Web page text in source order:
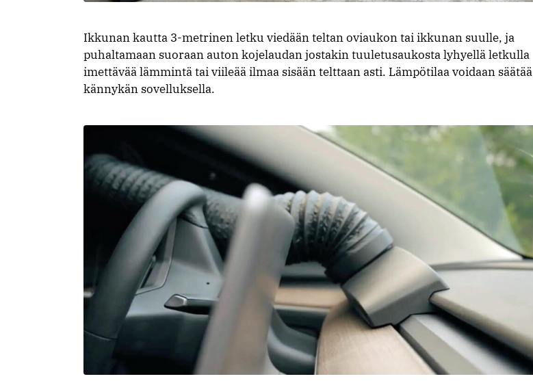
Ikkunan kautta 3-metrinen letku viedään teltan oviaukon tai ikkunan suulle, ja
puhaltamaan suoraan auton kojelaudan jostakin tuuletusaukosta lyhyellä letkulla
imettävää lämmintä tai viileää ilmaa sisään telttaan asti. Lämpötilaa voidaan säätää
kännykän sovelluksella.